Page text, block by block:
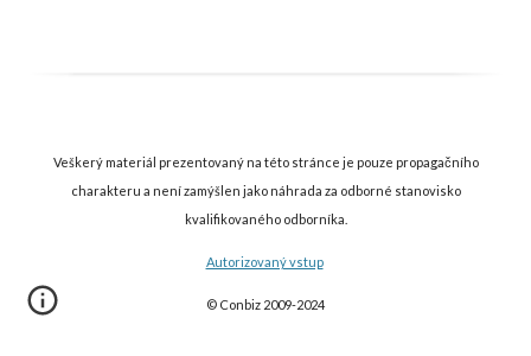
Veškerý materiál prezentovaný na této stránce je pouze propagačního
charakteru a není zamýšlen jako náhrada za odborné stanovisko
kvalifikovaného odborníka.
Autorizovaný vstup
© Conbiz 2009-2024